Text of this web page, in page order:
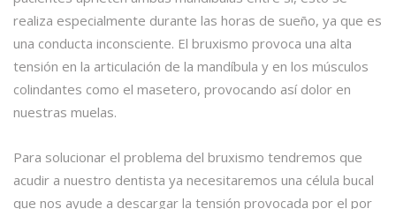
realiza especialmente durante las horas de sueño, ya que es
una conducta inconsciente. El bruxismo provoca una alta
tensión en la articulación de la mandíbula y en los músculos
colindantes como el masetero, provocando así dolor en
nuestras muelas.
Para solucionar el problema del bruxismo tendremos que
acudir a nuestro dentista ya necesitaremos una célula bucal
que nos ayude a descargar la tensión provocada por el por